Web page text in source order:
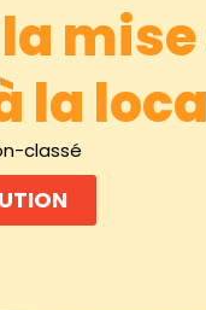
la
classé